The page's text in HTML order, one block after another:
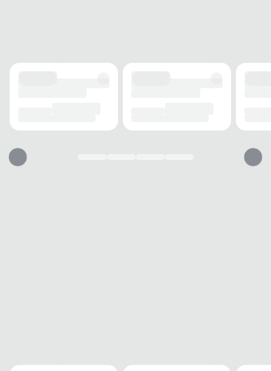
é um item versátil que complementa